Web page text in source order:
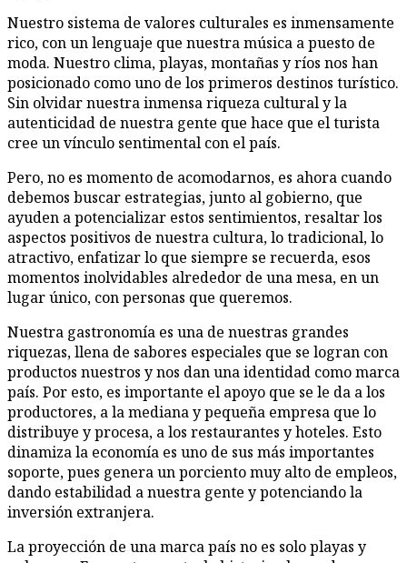
Nuestro sistema de valores culturales es inmensamente
rico, con un lenguaje que nuestra música a puesto de
moda. Nuestro clima, playas, montañas y ríos nos han
posicionado como uno de los primeros destinos turístico.
Sin olvidar nuestra inmensa riqueza cultural y la
autenticidad de nuestra gente que hace que el turista
cree un vínculo sentimental con el país.
Pero, no es momento de acomodarnos, es ahora cuando
debemos buscar estrategias, junto al gobierno, que
ayuden a potencializar estos sentimientos, resaltar los
aspectos positivos de nuestra cultura, lo tradicional, lo
atractivo, enfatizar lo que siempre se recuerda, esos
momentos inolvidables alrededor de una mesa, en un
lugar único, con personas que queremos.
Nuestra gastronomía es una de nuestras grandes
riquezas, llena de sabores especiales que se logran con
productos nuestros y nos dan una identidad como marca
país. Por esto, es importante el apoyo que se le da a los
productores, a la mediana y pequeña empresa que lo
distribuye y procesa, a los restaurantes y hoteles. Esto
dinamiza la economía es uno de sus más importantes
soporte, pues genera un porciento muy alto de empleos,
dando estabilidad a nuestra gente y potenciando la
inversión extranjera.
La proyección de una marca país no es solo playas y